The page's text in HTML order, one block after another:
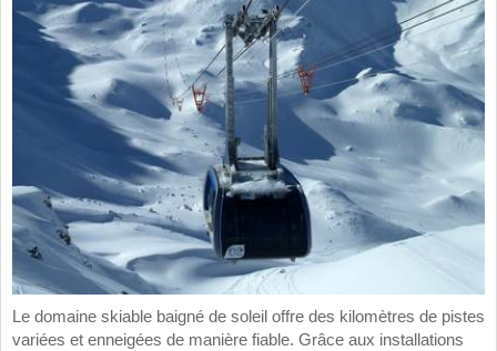
Le domaine skiable baigné de soleil offre des kilomètres de pistes
variées et enneigées de manière fiable. Grâce aux installations